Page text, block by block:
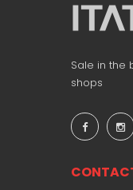
Sale in the
shops